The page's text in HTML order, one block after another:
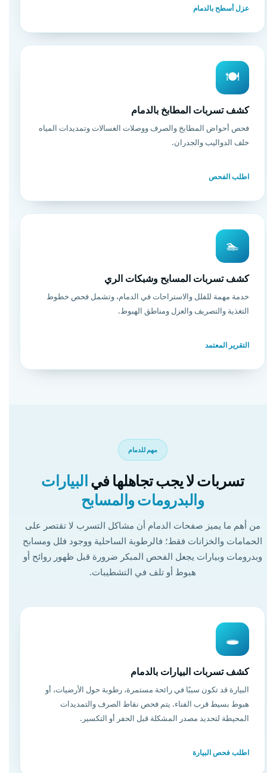
عزل أسطح بالدمام
🍽️
كشف تسربات المطابخ بالدمام
فحص أحواض المطابخ والصرف ووصلات الغسالات وتمديدات المياه
خلف الدواليب والجدران.
اطلب الفحص
🏊
كشف تسربات المسابح وشبكات الري
خدمة مهمة للفلل والاستراحات في الدمام، وتشمل فحص خطوط
التغذية والتصريف والعزل ومناطق الهبوط.
التقرير المعتمد
مهم للدمام
تسربات لا يجب تجاهلها فيالبيارات
والبدرومات والمسابح
من أهم ما يميز صفحات الدمام أن مشاكل التسرب لا تقتصر على
الحمامات والخزانات فقط؛ فالرطوبة الساحلية ووجود فلل ومسابح
وبدرومات وبيارات يجعل الفحص المبكر ضرورة قبل ظهور روائح أو
هبوط أو تلف في التشطيبات.
🕳️
كشف تسربات البيارات بالدمام
البيارة قد تكون سببًا في رائحة مستمرة، رطوبة حول الأرضيات، أو
هبوط بسيط قرب الفناء. يتم فحص نقاط الصرف والتمديدات
المحيطة لتحديد مصدر المشكلة قبل الحفر أو التكسير.
اطلب فحص البيارة